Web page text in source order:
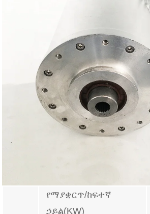
የማያቋርጥ/ከፍተኛ
ኃይል(KW)